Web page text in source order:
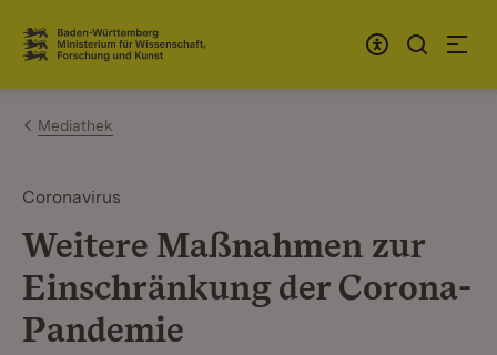
Zum Inhalt springen
Link zur Startseite
Mediathek
Coronavirus
Weitere Maßnahmen zur
Einschränkung der Corona-
Pandemie